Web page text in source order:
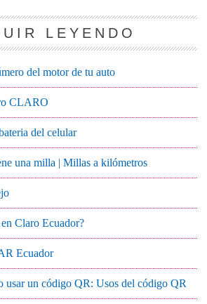
LEYENDO
del motor de tu auto
CLARO
del celular
una milla | Millas a kilómetros
Claro Ecuador?
Ecuador
usar un código QR: Usos del código QR